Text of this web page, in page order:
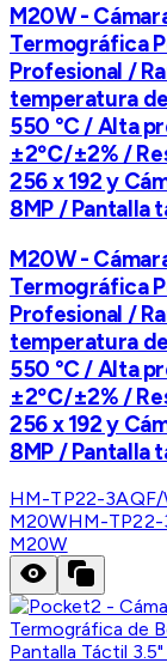
M20W -
Termográfica
Profesional /
temperatura
550 °C / Alta
±2℃/±2% /
256 x 192 y
8MP / Pantalla
M20W -
Termográfica
Profesional /
temperatura
550 °C / Alta
±2℃/±2% /
256 x 192 y
8MP / Pantalla
HM-TP22-3AQF/
M20WHM-
M20W